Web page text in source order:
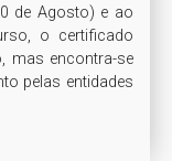
de Agosto) e ao
o certificado
mas encontra-se
pelas entidades